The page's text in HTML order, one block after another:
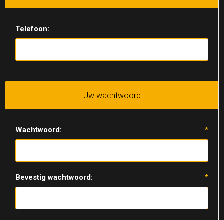
Telefoon:
Uw wachtwoord
Wachtwoord: *
Bevestig wachtwoord: *